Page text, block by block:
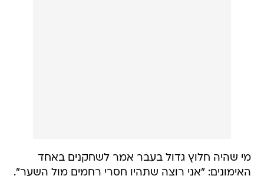
מי שהיה חלוץ גדול בעבר אמר לשחקנים באחד
האימונים: "אני רוצה שתהיו חסרי רחמים מול השער".